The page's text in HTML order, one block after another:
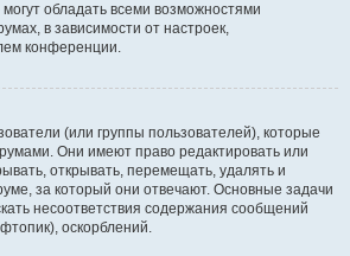
обладать всеми возможностями
в зависимости от настроек,
конференции.
(или группы пользователей), которые
Они имеют право редактировать или
открывать, перемещать, удалять и
за который они отвечают. Основные задачи
несоответствия содержания сообщений
оскорблений.